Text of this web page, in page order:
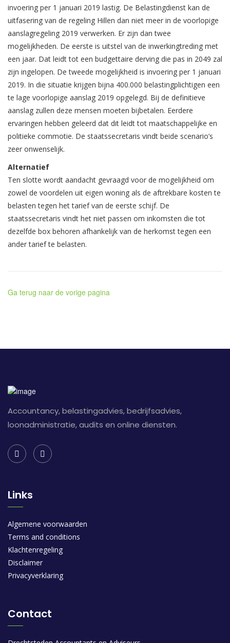
invoering per 1 januari 2019 lastig. De Belastingdienst kan de
uitfasering van de regeling Hillen dan niet meer in de voorlopige
aanslagregeling 2019 verwerken. Er zijn dan twee
mogelijkheden. De eerste is uitstel van de inwerkingtreding met
een jaar. Dat leidt tot een budgettaire derving die pas in 2049 zal
zijn ingelopen. De tweede mogelijkheid is invoering per 1 januari
2019. In die situatie krijgen bijna 400.000 belastingplichtigen een
te lage voorlopige aanslag 2019 opgelegd. Bij de definitieve
aanslag zullen deze mensen moeten bijbetalen. Eerdere
ervaringen hebben geleerd dat dit leidt tot maatschappelijke en
politieke commotie. De staatssecretaris vindt beide scenario’s
zeer onwenselijk.
Alternatief
Ten slotte wordt aandacht gevraagd voor de mogelijkheid om
zowel de voordelen uit eigen woning als de aftrekbare kosten te
belasten tegen het tarief van de eerste schijf. De
staatssecretaris vindt het niet passen om inkomsten die tot
dezelfde box behoren afhankelijk van de herkomst tegen een
ander tarief te belasten.
Ga terug naar de vorige pagina
Accountancy, belastingadvies, bedrijfsadvies,
loonadministratie, audits en online diensten.
Links
Algemene voorwaarden
Terms and conditions
Klachtenregeling
Disclaimer
Privacyverklaring
Contact